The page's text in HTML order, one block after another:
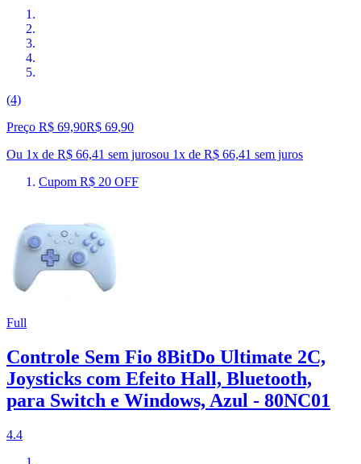
(4)
Preço R$ 69,90R$ 69,90
Ou 1x de R$ 66,41 sem jurosou 1x de R$ 66,41 sem juros
Cupom R$ 20 OFF
Full
Controle Sem Fio 8BitDo Ultimate 2C,
Joysticks com Efeito Hall, Bluetooth,
para Switch e Windows, Azul - 80NC01
4.4